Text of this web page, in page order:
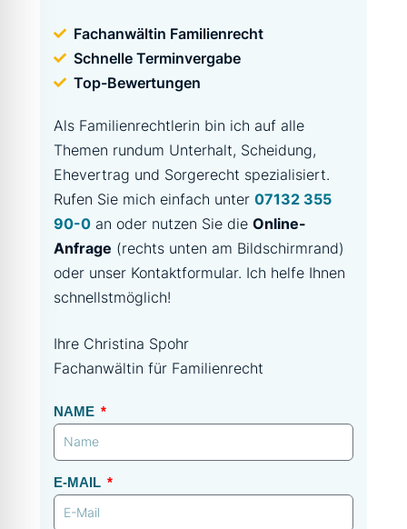
Fachanwältin Familienrecht
Schnelle Terminvergabe
Top-Bewertungen
Als Familienrechtlerin bin ich auf alle
Themen rundum Unterhalt, Scheidung,
Ehevertrag und Sorgerecht spezialisiert.
Rufen Sie mich einfach unter 07132 355
90-0an oder nutzen Sie die Online-
Anfrage (rechts unten am Bildschirmrand)
oder unser Kontaktformular. Ich helfe Ihnen
schnellstmöglich!
Ihre Christina Spohr
Fachanwältin für Familienrecht
NAME
E-MAIL